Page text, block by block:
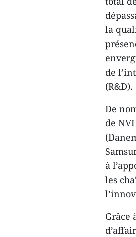
la
de
(R&D).
De
de
à
les
Grâce